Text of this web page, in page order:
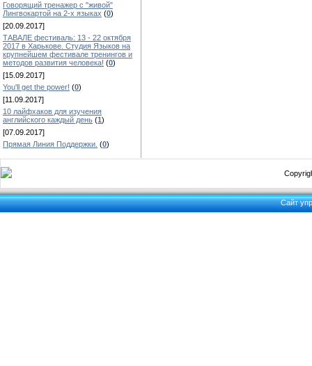
Говорящий тренажер с "живой"
Лингвокартой на 2-х языках (0)
[20.09.2017]
ТАВАЛЕ фестиваль: 13 - 22 октября
2017 в Харькове. Студия Языков на
крупнейшем фестивале тренингов и
методов развития человека! (0)
[15.09.2017]
You'll get the power! (0)
[11.09.2017]
10 лайфхаков для изучения
английского каждый день (1)
[07.09.2017]
Прямая Линия Поддержки. (0)
Сайт